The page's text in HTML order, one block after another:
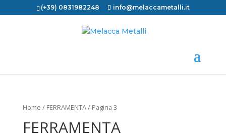
(+39) 0831982248 info@melaccametalli.it
Home / FERRAMENTA/ Pagina 3
FERRAMENTA